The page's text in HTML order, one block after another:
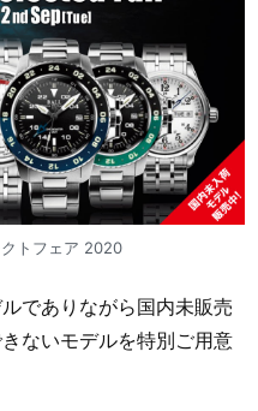
わせ
トフェア 2020
でありながら国内未販売
ないモデルを特別ご用意